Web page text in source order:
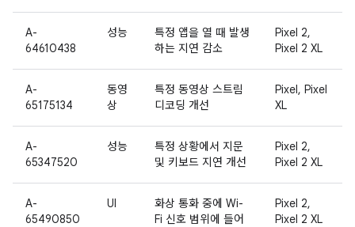
A-
64610438
성능
특정 앱을 열 때 발생
하는 지연 감소
Pixel 2,
Pixel 2 XL
A-
65175134
동영
상
특정 동영상 스트림
디코딩 개선
Pixel, Pixel
XL
A-
65347520
성능
특정 상황에서 지문
및 키보드 지연 개선
Pixel 2,
Pixel 2 XL
A-
65490850
UI
화상 통화 중에 Wi-
Fi 신호 범위에 들어
Pixel 2,
Pixel 2 XL